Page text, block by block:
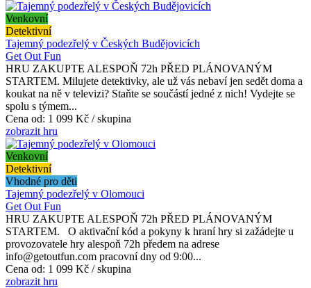
Venkovní
Detektivní
Tajemný podezřelý v Českých Budějovicích
Get Out Fun
HRU ZAKUPTE ALESPOŇ 72h PŘED PLÁNOVANÝM
STARTEM. Milujete detektivky, ale už vás nebaví jen sedět doma a
koukat na ně v televizi? Staňte se součástí jedné z nich! Vydejte se
spolu s týmem...
Cena od: 1 099 Kč / skupina
zobrazit hru
Venkovní
Detektivní
Vhodné pro děti
Tajemný podezřelý v Olomouci
Get Out Fun
HRU ZAKUPTE ALESPOŇ 72h PŘED PLÁNOVANÝM
STARTEM. O aktivační kód a pokyny k hraní hry si zažádejte u
provozovatele hry alespoň 72h předem na adrese
info@getoutfun.com pracovní dny od 9:00...
Cena od: 1 099 Kč / skupina
zobrazit hru